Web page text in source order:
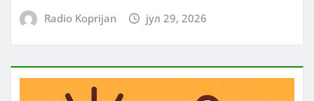
Radio Koprijan јул 29, 2026